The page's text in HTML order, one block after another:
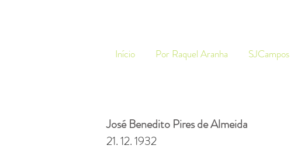
Início Por Raquel Aranha SJCampos
José Benedito Pires de Almeida
21. 12. 1932